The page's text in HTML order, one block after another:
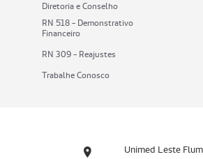
Diretoria e Conselho
RN 518 - Demonstrativo
Financeiro
RN 309 - Reajustes
Trabalhe Conosco
Unimed Leste